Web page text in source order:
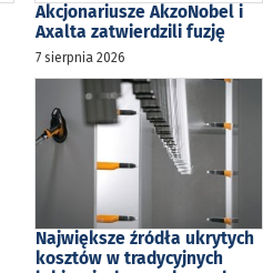
Akcjonariusze AkzoNobel i
Axalta zatwierdzili fuzję
7 sierpnia 2026
Największe źródła ukrytych
kosztów w tradycyjnych